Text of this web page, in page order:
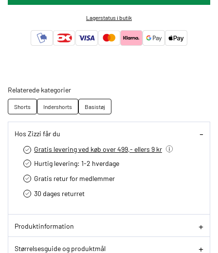
Lagerstatus i butik
Relaterede kategorier
Shorts Indershorts Basistøj
Hos Zizzi får du
Gratis levering ved køb over 499,- ellers 9 kr
Hurtig levering­: 1-2 hverdage
Gratis retur for medlemmer
30 dages returret
Produktinformation
Størrelsesguide og produktmål